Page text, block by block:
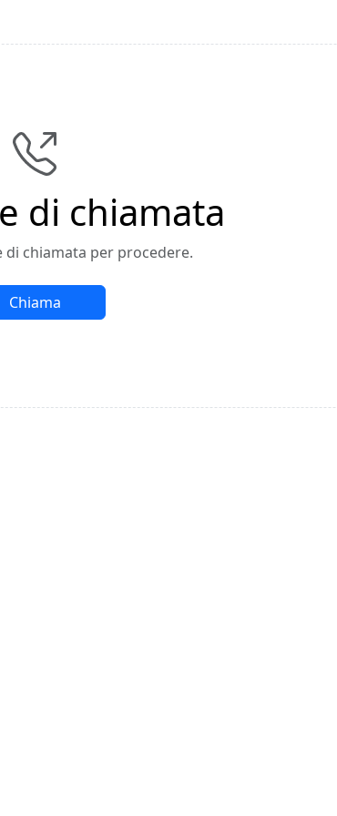
di chiamata
di chiamata per procedere.
Chiama